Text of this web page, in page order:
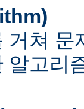
거쳐
알고리